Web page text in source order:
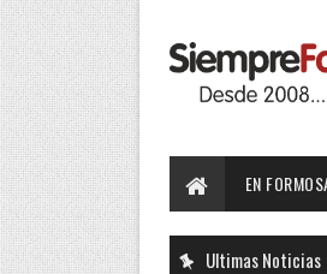
EN
Ultimas Noticias